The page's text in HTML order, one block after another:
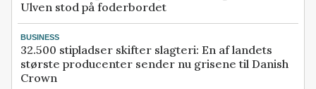
Ulven stod på foderbordet
BUSINESS
32.500 stipladser skifter slagteri: En af landets
største producenter sender nu grisene til Danish
Crown